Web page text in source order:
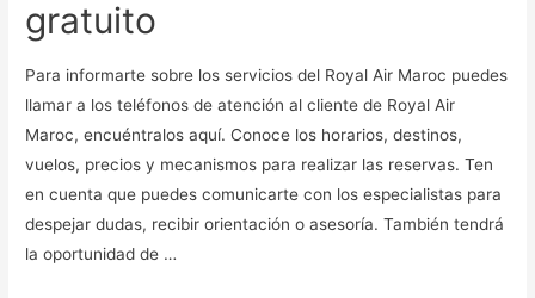
gratuito
Para informarte sobre los servicios del Royal Air Maroc puedes
llamar a los teléfonos de atención al cliente de Royal Air
Maroc, encuéntralos aquí. Conoce los horarios, destinos,
vuelos, precios y mecanismos para realizar las reservas. Ten
en cuenta que puedes comunicarte con los especialistas para
despejar dudas, recibir orientación o asesoría. También tendrá
la oportunidad de …